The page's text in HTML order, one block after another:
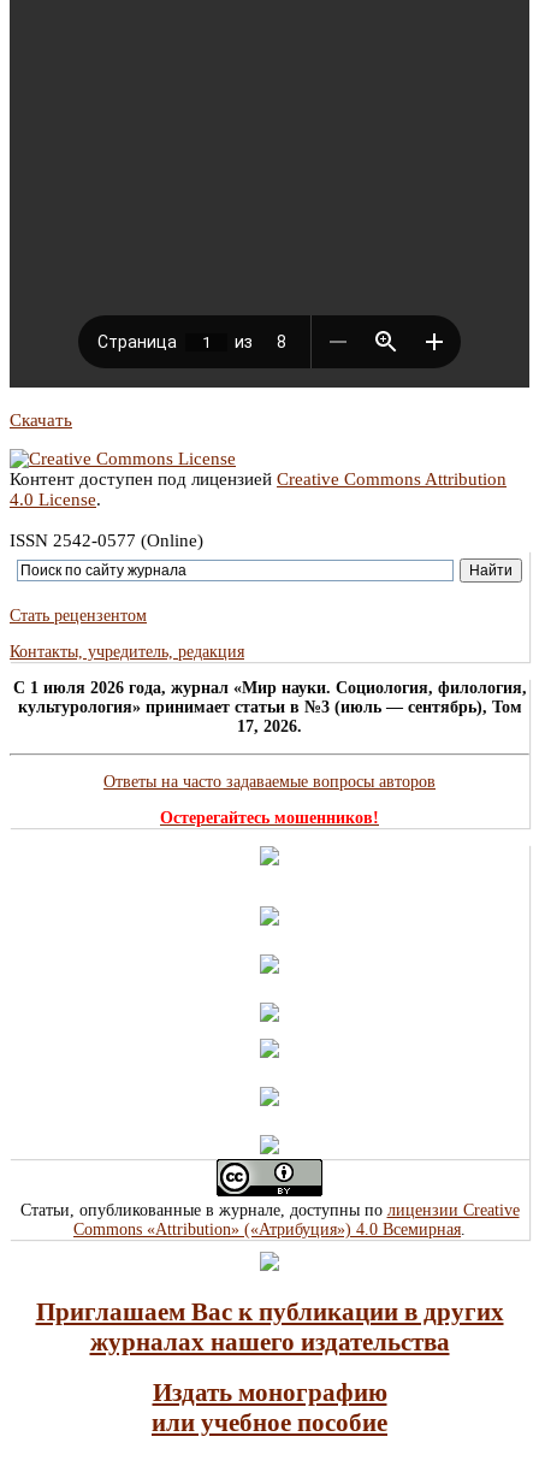
Скачать
Контент доступен под лицензией Creative Commons Attribution
4.0 License.
ISSN 2542-0577 (Online)
Стать рецензентом
Контакты, учредитель, редакция
C 1 июля 2026 года, журнал «Мир науки. Социология, филология,
культурология» принимает статьи в №3 (июль — сентябрь), Том
17, 2026.
Ответы на часто задаваемые вопросы авторов
Остерегайтесь мошенников!
Статьи, опубликованные в журнале, доступны по лицензии Creative
Commons «Attribution» («Атрибуция») 4.0 Всемирная.
Приглашаем Вас к публикации в других
журналах нашего издательства
Издать монографию
или учебное пособие